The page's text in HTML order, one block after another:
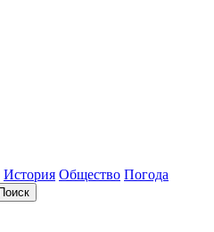
История Общество Погода